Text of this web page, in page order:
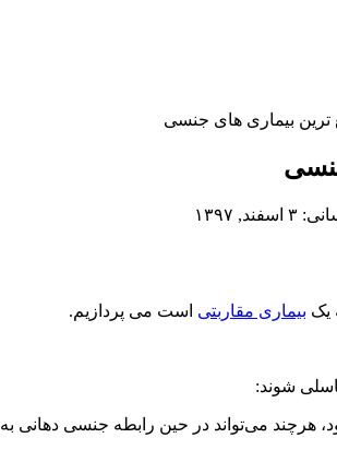
ترین بیماری های جنسی
۱۳۹۷
یک بیماری مقاربتی است می پردازیم.
شوند:
می‌تواند در حین رابطه جنسی دهانی به